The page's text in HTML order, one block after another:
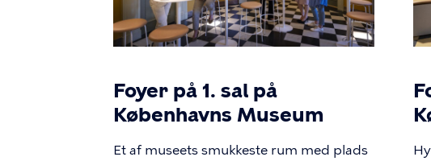
Foyer på 1. sal på
Københavns Museum
Et af museets smukkeste rum med plads